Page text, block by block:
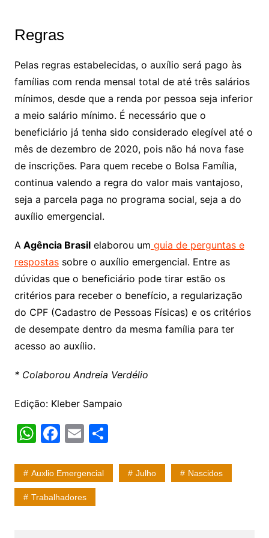
Regras
Pelas regras estabelecidas, o auxílio será pago às
famílias com renda mensal total de até três salários
mínimos, desde que a renda por pessoa seja inferior
a meio salário mínimo. É necessário que o
beneficiário já tenha sido considerado elegível até o
mês de dezembro de 2020, pois não há nova fase
de inscrições. Para quem recebe o Bolsa Família,
continua valendo a regra do valor mais vantajoso,
seja a parcela paga no programa social, seja a do
auxílio emergencial.
AAgência Brasilelaborou um guia de perguntas e
respostassobre o auxílio emergencial. Entre as
dúvidas que o beneficiário pode tirar estão os
critérios para receber o benefício, a regularização
do CPF (Cadastro de Pessoas Físicas) e os critérios
de desempate dentro da mesma família para ter
acesso ao auxílio.
* Colaborou Andreia Verdélio
Edição: Kleber Sampaio
W
at
s
A
F
c
e
b
E
ai
l
S
ar
Auxlio Emergencial Julho Nascidos
Trabalhadores